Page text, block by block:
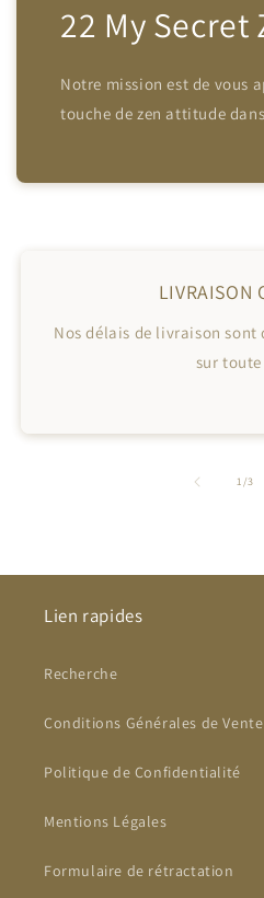
22 My Secret
Notre mission est de vous
touche de zen attitude
LIVRAISON
Nos délais de livraison sont
sur
1/de
3
Lien rapides
Recherche
Conditions Générales de Vente
Politique de Confidentialité
Mentions Légales
Formulaire de rétractation